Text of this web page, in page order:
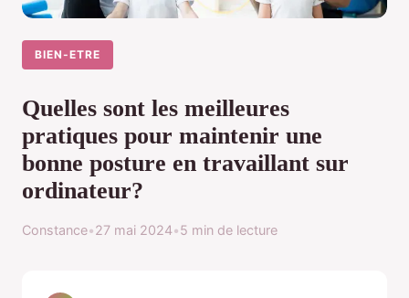
BIEN-ETRE
Quelles sont les meilleures
pratiques pour maintenir une
bonne posture en travaillant sur
ordinateur?
Constance•27 mai 2024•5 min de lecture